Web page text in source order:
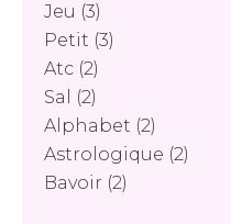
Jeu (3)
Petit (3)
Atc (2)
Sal
(2)
Alphabet (2)
Astrologique (2)
Bavoir (2)